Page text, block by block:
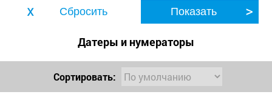
Датеры и нумераторы
Сортировать: